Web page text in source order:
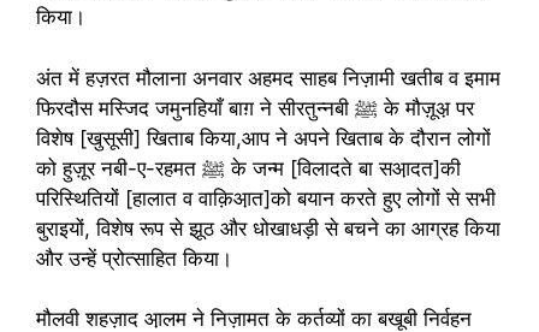
किया।
अंत में हज़रत मौलाना अनवार अहमद साहब निज़ामी खतीब व इमाम
फिरदौस मस्जिद जमुनहियाँ बाग़ ने सीरतुन्नबी ﷺ के मौज़ूअ़ पर
विशेष [खुसूसी] खिताब किया,आप ने अपने खिताब के दौरान लोगों
को हुज़ूर नबी-ए-रहमत ﷺ के जन्म [विलादते बा सआ़दत]की
परिस्थितियों [हालात व वाक़िआ़त]को बयान करते हुए लोगों से सभी
बुराइयों, विशेष रूप से झूठ और धोखाधड़ी से बचने का आग्रह किया
और उन्हें प्रोत्साहित किया।
मौलवी शहज़ाद आ़लम ने निज़ामत के कर्तव्यों का बखूबी निर्वहन